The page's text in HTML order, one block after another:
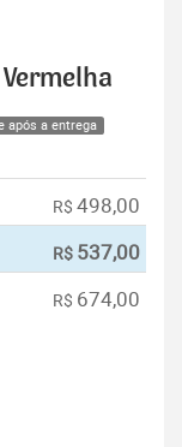
após a entrega
R$ 498,00
R$ 537,00
R$ 674,00